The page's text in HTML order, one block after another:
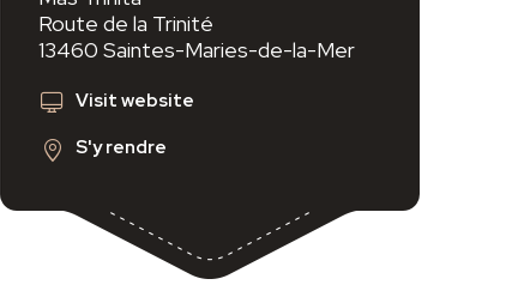
Route de la Trinité
13460 Saintes-Maries-de-la-Mer
Visit website
S'y rendre